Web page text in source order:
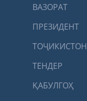
ВАЗОРАТ
ПРЕЗИДЕНТ
ТОҶИКИСТОН
ТЕНДЕР
ҚАБУЛГОҲ